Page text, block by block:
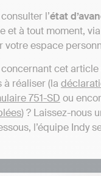
l’état
et à tout moment,
votre espace
cet article
réaliser (la
751-SD ou
) ? Laissez-nous
l’équipe Indy